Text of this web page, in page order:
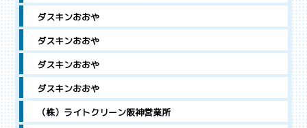
ダスキンおおや
ダスキンおおや
ダスキンおおや
ダスキンおおや
（株）ライトクリーン阪神営業所